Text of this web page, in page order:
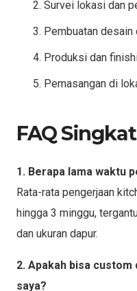
Survei lokasi dan
Pembuatan desain
Produksi dan
Pemasangan di
FAQ Singkat
1. Berapa lama waktu
Rata-rata pengerjaan
hingga 3 minggu,
dan ukuran dapur.
2. Apakah bisa
saya?